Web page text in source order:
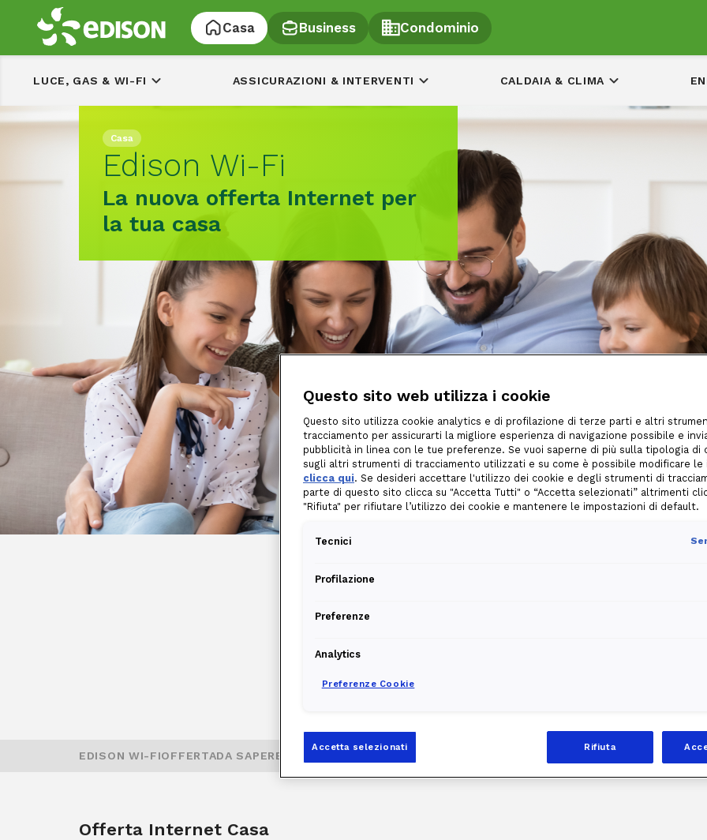
Casa Business Condominio
LUCE, GAS & WI-FI ASSICURAZIONI & INTERVENTI CALDAIA & CLIMA
Casa
Edison Wi-Fi
La nuova offerta Internet per
la tua casa
EDISON WI-FIOFFERTADA SAPERE
Offerta Internet Casa
Questo sito web utilizza i cookie
Questo sito utilizza cookie analytics e di profilazione di terze parti e altri
tracciamento per assicurarti la migliore esperienza di navigazione possibile e
pubblicità in linea con le tue preferenze. Se vuoi saperne di più sulla tipologia di
sugli altri strumenti di tracciamento utilizzati e su come è possibile modificare le
clicca qui. Se desideri accettare l'utilizzo dei cookie e degli strumenti di
parte di questo sito clicca su "Accetta Tutti" o “Accetta selezionati” altrimenti
"Rifiuta" per rifiutare l’utilizzo dei cookie e mantenere le impostazioni di default.
Tecnici
Profilazione
Preferenze
Analytics
Preferenze Cookie
Accetta selezionati Rifiuta